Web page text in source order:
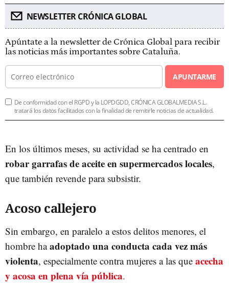
NEWSLETTER CRÓNICA GLOBAL
Apúntate a la newsletter de Crónica Global para recibir
las noticias más importantes sobre Cataluña.
APUNTARME
De conformidad con el RGPD y la LOPDGDD, CRÓNICA GLOBALMEDIA S.L.
tratará los datos facilitados con la finalidad de remitirle noticias de actualidad.
En los últimos meses, su actividad se ha centrado en
robar garrafas de aceite en supermercados locales,
que también revende para subsistir.
Acoso callejero
Sin embargo, en paralelo a estos delitos menores, el
hombre haadoptado una conducta cada vez más
violenta, especialmente contra mujeres a las que acecha
y acosa en plena vía pública.